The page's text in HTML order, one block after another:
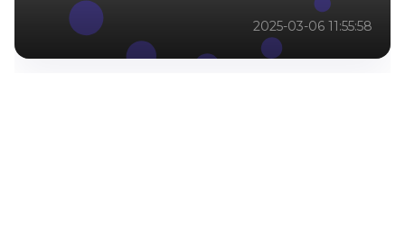
2025-03-06 11:55:58